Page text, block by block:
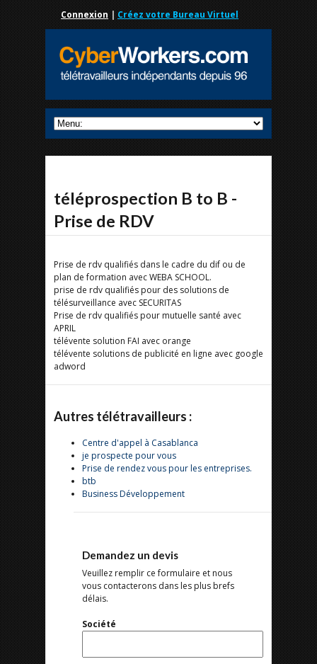
Connexion | Créez votre Bureau Virtuel
téléprospection B to B -
Prise de RDV
Prise de rdv qualifiés dans le cadre du dif ou de
plan de formation avec WEBA SCHOOL.
prise de rdv qualifiés pour des solutions de
télésurveillance avec SECURITAS
Prise de rdv qualifiés pour mutuelle santé avec
APRIL
télévente solution FAI avec orange
télévente solutions de publicité en ligne avec google
adword
Autres télétravailleurs :
Centre d'appel à Casablanca
je prospecte pour vous
Prise de rendez vous pour les entreprises.
btb
Business Développement
Demandez un devis
Veuillez remplir ce formulaire et nous
vous contacterons dans les plus brefs
délais.
Société